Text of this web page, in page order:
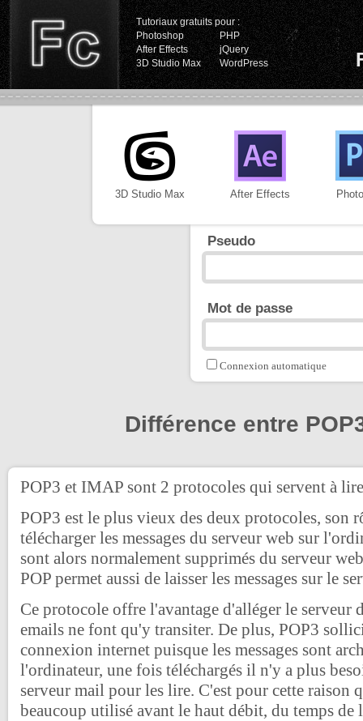
Tutoriaux gratuits pour :
Photoshop
PHP
After Effects
jQuery
3D Studio Max
WordPress
3D Studio Max After Effects
Pseudo
Mot de passe
Connexion automatique
Différence entre
POP3 et IMAP sont 2 protocoles qui servent à
POP3 est le plus vieux des deux protocoles, son
télécharger les messages du serveur web sur
sont alors normalement supprimés du serveur
POP permet aussi de laisser les messages sur le
Ce protocole offre l'avantage d'alléger le serveur
emails ne font qu'y transiter. De plus, POP3
connexion internet puisque les messages sont
l'ordinateur, une fois téléchargés il n'y a plus
serveur mail pour les lire. C'est pour cette raison
beaucoup utilisé avant le haut débit, du temps